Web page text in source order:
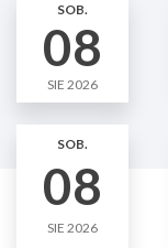
SOB.
08
SIE 2026
SOB.
08
SIE 2026